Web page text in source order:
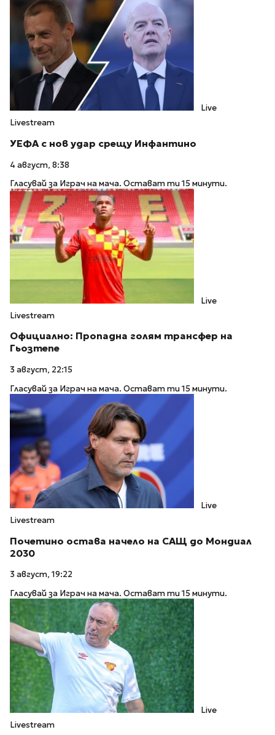
Live
Livestream
УЕФА с нов удар срещу Инфантино
4 август, 8:38
Гласувай за Играч на мача. Остават ти 15 минути.
Live
Livestream
Официално: Пропадна голям трансфер на
Гьозтепе
3 август, 22:15
Гласувай за Играч на мача. Остават ти 15 минути.
Live
Livestream
Почетино остава начело на САЩ до Мондиал
2030
3 август, 19:22
Гласувай за Играч на мача. Остават ти 15 минути.
Live
Livestream